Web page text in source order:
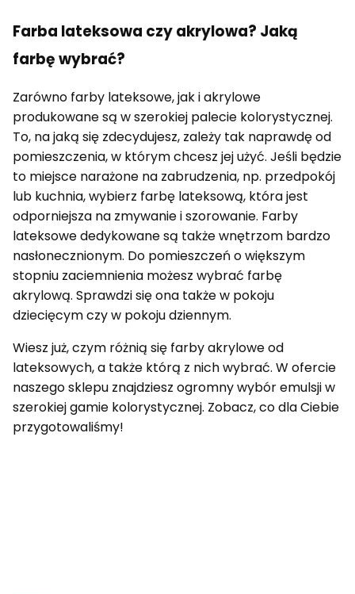
Farba lateksowa czy akrylowa? Jaką
farbę wybrać?
Zarówno farby lateksowe, jak i akrylowe
produkowane są w szerokiej palecie kolorystycznej.
To, na jaką się zdecydujesz, zależy tak naprawdę od
pomieszczenia, w którym chcesz jej użyć. Jeśli będzie
to miejsce narażone na zabrudzenia, np. przedpokój
lub kuchnia, wybierz farbę lateksową, która jest
odporniejsza na zmywanie i szorowanie. Farby
lateksowe dedykowane są także wnętrzom bardzo
nasłonecznionym. Do pomieszczeń o większym
stopniu zaciemnienia możesz wybrać farbę
akrylową. Sprawdzi się ona także w pokoju
dziecięcym czy w pokoju dziennym.
Wiesz już, czym różnią się farby akrylowe od
lateksowych, a także którą z nich wybrać. W ofercie
naszego sklepu znajdziesz ogromny wybór emulsji w
szerokiej gamie kolorystycznej. Zobacz, co dla Ciebie
przygotowaliśmy!